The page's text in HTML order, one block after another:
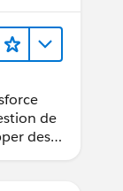
de
des